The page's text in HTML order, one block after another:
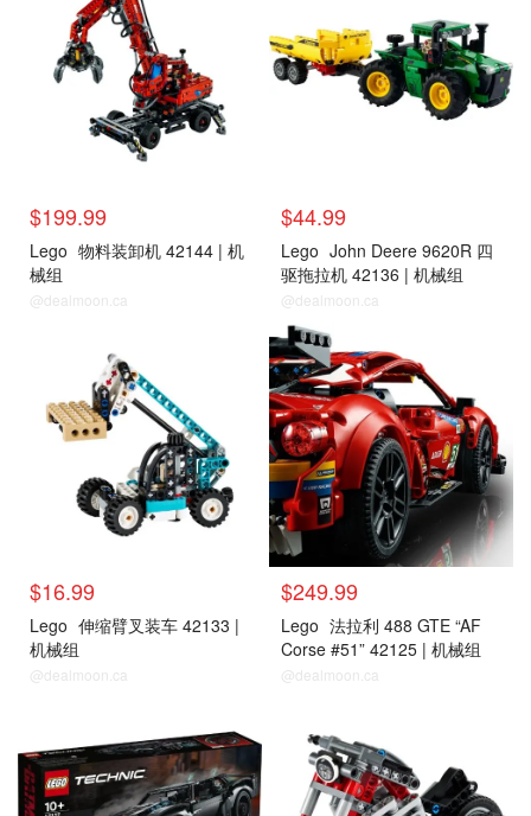
$199.99
Lego 物料装卸机 42144 | 机
械组
@dealmoon.ca
$44.99
Lego John Deere 9620R 四
驱拖拉机 42136 | 机械组
@dealmoon.ca
$16.99
Lego 伸缩臂叉装车 42133 |
机械组
@dealmoon.ca
$249.99
Lego 法拉利 488 GTE “AF
Corse #51” 42125 | 机械组
@dealmoon.ca